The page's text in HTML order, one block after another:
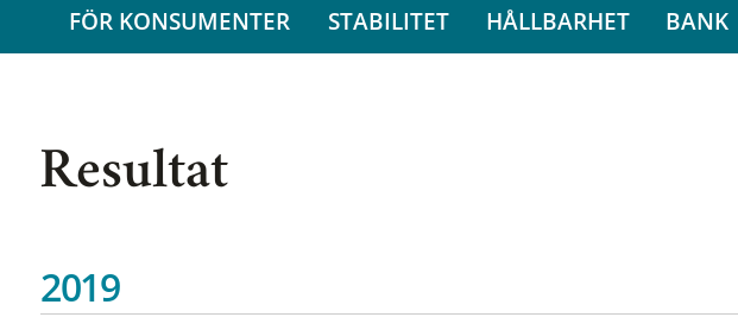
FÖR KONSUMENTER STABILITET HÅLLBARHET BANK
Resultat
2019